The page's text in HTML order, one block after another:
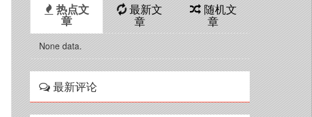
热点文
章
最新文
章
随机文
章
None data.
最新评论